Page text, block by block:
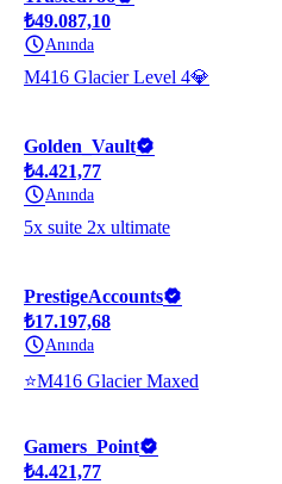
₺49.087,10
Anında
M416 Glacier Level 4💎
Golden_Vault
₺4.421,77
Anında
5x suite 2x ultimate
PrestigeAccounts
₺17.197,68
Anında
⭐M416 Glacier Maxed
Gamers_Point
₺4.421,77